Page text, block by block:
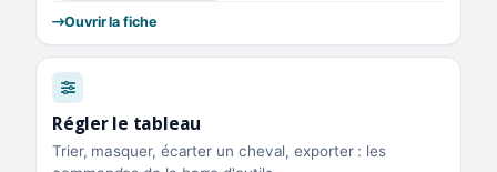
Ouvrir la fiche
Régler le tableau
Trier, masquer, écarter un cheval, exporter : les